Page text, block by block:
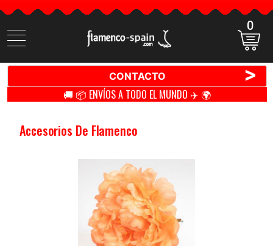
Buscar
productos
0
CONTACTO >
🚚 📦 ENVÍOS A TODO EL MUNDO ✈️ 🌍
Accesorios De Flamenco